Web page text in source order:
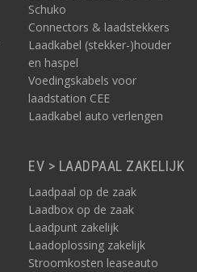
Schuko
Connectors & laadstekkers
Laadkabel (stekker-)houder
en haspel
Voedingskabels voor
laadstation CEE
Laadkabel auto verlengen
EV > LAADPAAL ZAKELIJK
Laadpaal op de zaak
Laadbox op de zaak
Laadpunt zakelijk
Laadoplossing zakelijk
Stroomkosten leaseauto